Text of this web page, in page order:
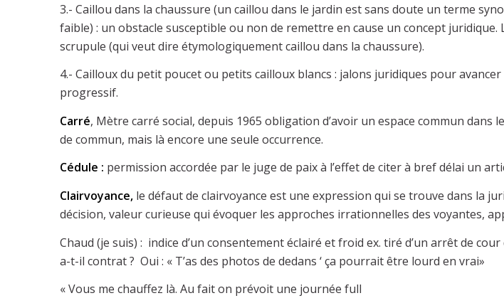
3.- Caillou dans la chaussure (un caillou dans le jardin est sans doute un terme
faible) : un obstacle susceptible ou non de remettre en cause un concept
scrupule (qui veut dire étymologiquement caillou dans la chaussure).
4.- Cailloux du petit poucet ou petits cailloux blancs : jalons juridiques pour
progressif.
Carré, Mètre carré social, depuis 1965 obligation d’avoir un espace commun
de commun, mais là encore une seule occurrence.
Cédule : permission accordée par le juge de paix à l’effet de citer à bref délai un
Clairvoyance,le défaut de clairvoyance est une expression qui se trouve dans la
décision, valeur curieuse qui évoquer les approches irrationnelles des voyantes,
Chaud (je suis) : indice d’un consentement éclairé et froid ex. tiré d’un arrêt de
a-t-il contrat ? Oui : « T’as des photos de dedans ‘ ça pourrait être lourd en vrai»
« Vous me chauffez là. Au fait on prévoit une journée full